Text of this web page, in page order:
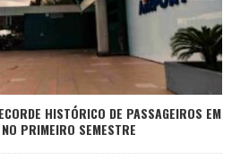
HISTÓRICO DE PASSAGEIROS EM
PRIMEIRO SEMESTRE